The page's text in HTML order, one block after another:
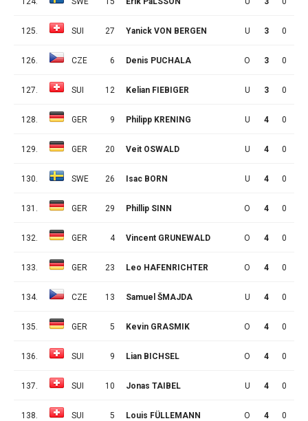
125. SUI 27 Yanick VON BERGEN U 3 0
126. CZE 6 Denis PUCHALA O 3 0
127. SUI 12 Kelian FIEBIGER U 3 0
128. GER 9 Philipp KRENING U 4 0
129. GER 20 Veit OSWALD U 4 0
130. SWE 26 Isac BORN U 4 0
131. GER 29 Phillip SINN O 4 0
132. GER 4 Vincent GRUNEWALD O 4 0
133. GER 23 Leo HAFENRICHTER O 4 0
134. CZE 13 Samuel ŠMAJDA U 4 0
135. GER 5 Kevin GRASMIK O 4 0
136. SUI 9 Lian BICHSEL O 4 0
137. SUI 10 Jonas TAIBEL U 4 0
138. SUI 5 Louis FÜLLEMANN O 4 0